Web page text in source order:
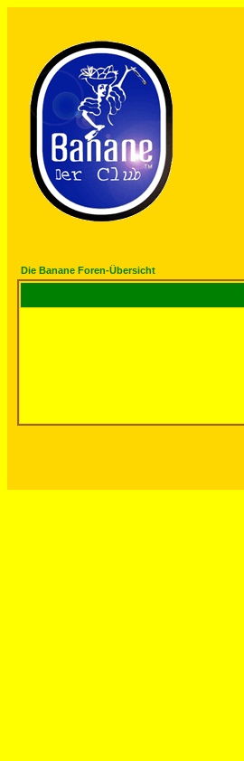
Die Banane Foren-Übersicht